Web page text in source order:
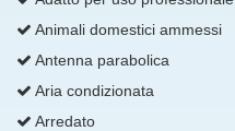
Animali domestici ammessi
Antenna parabolica
Aria condizionata
Arredato